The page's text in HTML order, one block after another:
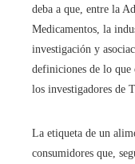
deba a que, entre la
Medicamentos, la
investigación y
definiciones de lo
los investigadores de
La etiqueta de un
consumidores que,